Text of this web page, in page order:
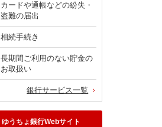
カードや通帳などの紛失・
盗難の届出
相続手続き
長期間ご利用のない貯金の
お取扱い
銀行サービス一覧
ゆうちょ銀行Webサイト